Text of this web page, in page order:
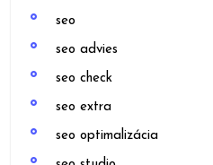
seo
seo advies
seo check
seo extra
seo optimalizácia